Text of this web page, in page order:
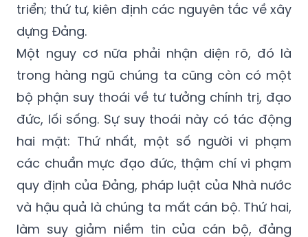
triển; thứ tư, kiên định các nguyên tắc về xây
dựng Đảng.
Một nguy cơ nữa phải nhận diện rõ, đó là
trong hàng ngũ chúng ta cũng còn có một
bộ phận suy thoái về tư tưởng chính trị, đạo
đức, lối sống. Sự suy thoái này có tác động
hai mặt: Thứ nhất, một số người vi phạm
các chuẩn mực đạo đức, thậm chí vi phạm
quy định của Đảng, pháp luật của Nhà nước
và hậu quả là chúng ta mất cán bộ. Thứ hai,
làm suy giảm niềm tin của cán bộ, đảng